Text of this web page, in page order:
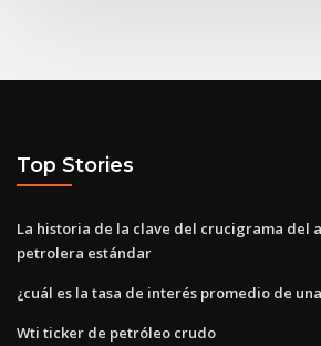
Top Stories
La historia de la clave del crucigrama del
petrolera estándar
¿cuál es la tasa de interés promedio de
Wti ticker de petróleo crudo